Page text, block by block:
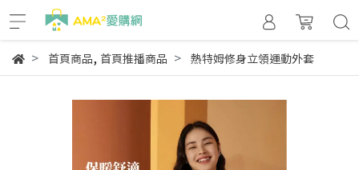
首頁商品, 首頁推播商品 熱特姆修身立領運動外套